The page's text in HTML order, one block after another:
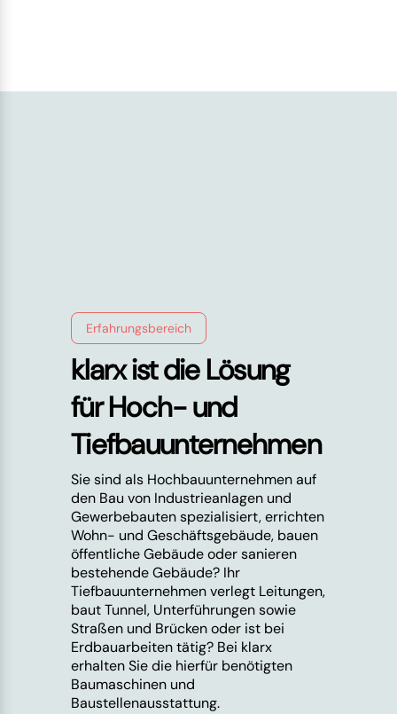
Erfahrungsbereich
klarx ist die Lösung
für Hoch- und
Tiefbauunternehmen
Sie sind als Hochbauunternehmen auf
den Bau von Industrieanlagen und
Gewerbebauten spezialisiert, errichten
Wohn- und Geschäftsgebäude, bauen
öffentliche Gebäude oder sanieren
bestehende Gebäude? Ihr
Tiefbauunternehmen verlegt Leitungen,
baut Tunnel, Unterführungen sowie
Straßen und Brücken oder ist bei
Erdbauarbeiten tätig? Bei klarx
erhalten Sie die hierfür benötigten
Baumaschinen und
Baustellenausstattung.